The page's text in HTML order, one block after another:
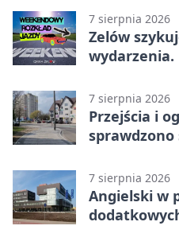
7 sierpnia 2026
Zelów
wydarzenia.
7 sierpnia 2026
Przejścia i
sprawdzono
7 sierpnia 2026
Angielski w